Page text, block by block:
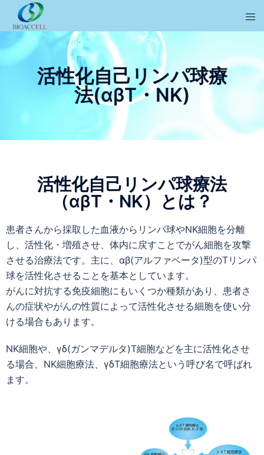
活性化自己リンパ球療
法(αβT・NK)
活性化自己リンパ球療法
（αβT・NK）とは？
患者さんから採取した血液からリンパ球やNK細胞を分離
し、活性化・増殖させ、体内に戻すことでがん細胞を攻撃
させる治療法です。主に、αβ(アルファベータ)型のTリンパ
球を活性化させることを基本としています。
がんに対抗する免疫細胞にもいくつか種類があり、患者さ
んの症状やがんの性質によって活性化させる細胞を使い分
ける場合もあります。
NK細胞や、γδ(ガンマデルタ)T細胞などを主に活性化させ
る場合、NK細胞療法、γδT細胞療法という呼び名で呼ばれ
ます。